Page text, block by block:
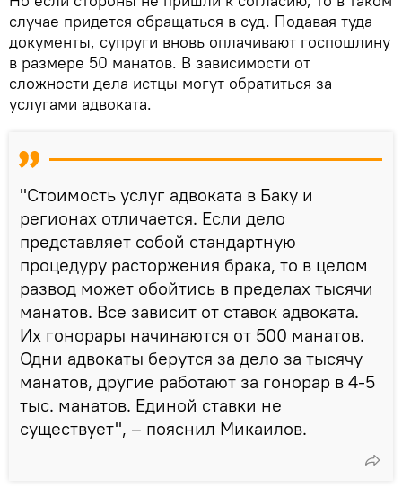
случае придется обращаться в суд. Подавая туда
документы, супруги вновь оплачивают госпошлину
в размере 50 манатов. В зависимости от
сложности дела истцы могут обратиться за
услугами адвоката.
"Стоимость услуг адвоката в Баку и
регионах отличается. Если дело
представляет собой стандартную
процедуру расторжения брака, то в целом
развод может обойтись в пределах тысячи
манатов. Все зависит от ставок адвоката.
Их гонорары начинаются от 500 манатов.
Одни адвокаты берутся за дело за тысячу
манатов, другие работают за гонорар в 4-5
тыс. манатов. Единой ставки не
существует", – пояснил Микаилов.